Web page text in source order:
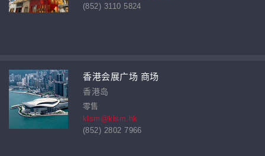
(852) 3110 5824
香港会展广场 商场
香港岛
零售
klsm@klsm.hk
(852) 2802 7966